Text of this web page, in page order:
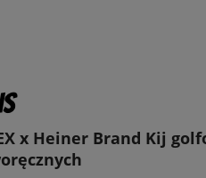
x Heiner Brand Kij